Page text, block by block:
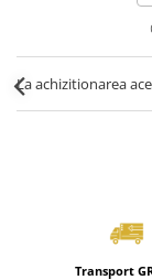
La achizitionarea
Transport